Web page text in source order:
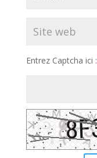
Entrez Captcha ici :